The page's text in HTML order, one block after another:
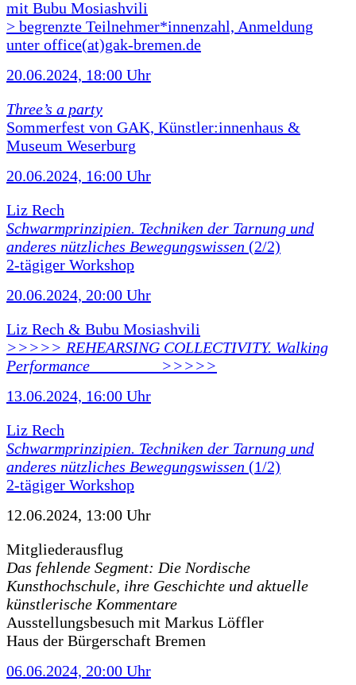
mit Bubu Mosiashvili
> begrenzte Teilnehmer*innenzahl, Anmeldung
unter office(at)gak-bremen.de
20.06.2024, 18:00 Uhr
Three’s a party
Sommerfest von GAK, Künstler:innenhaus &
Museum Weserburg
20.06.2024, 16:00 Uhr
Liz Rech
Schwarmprinzipien. Techniken der Tarnung und
anderes nützliches Bewegungswissen (2/2)
2-tägiger Workshop
20.06.2024, 20:00 Uhr
Liz Rech & Bubu Mosiashvili
>>>>> REHEARSING COLLECTIVITY. Walking
Performance ________ >>>>>
13.06.2024, 16:00 Uhr
Liz Rech
Schwarmprinzipien. Techniken der Tarnung und
anderes nützliches Bewegungswissen (1/2)
2-tägiger Workshop
12.06.2024, 13:00 Uhr
Mitgliederausflug
Das fehlende Segment: Die Nordische
Kunsthochschule, ihre Geschichte und aktuelle
künstlerische Kommentare
Ausstellungsbesuch mit Markus Löffler
Haus der Bürgerschaft Bremen
06.06.2024, 20:00 Uhr